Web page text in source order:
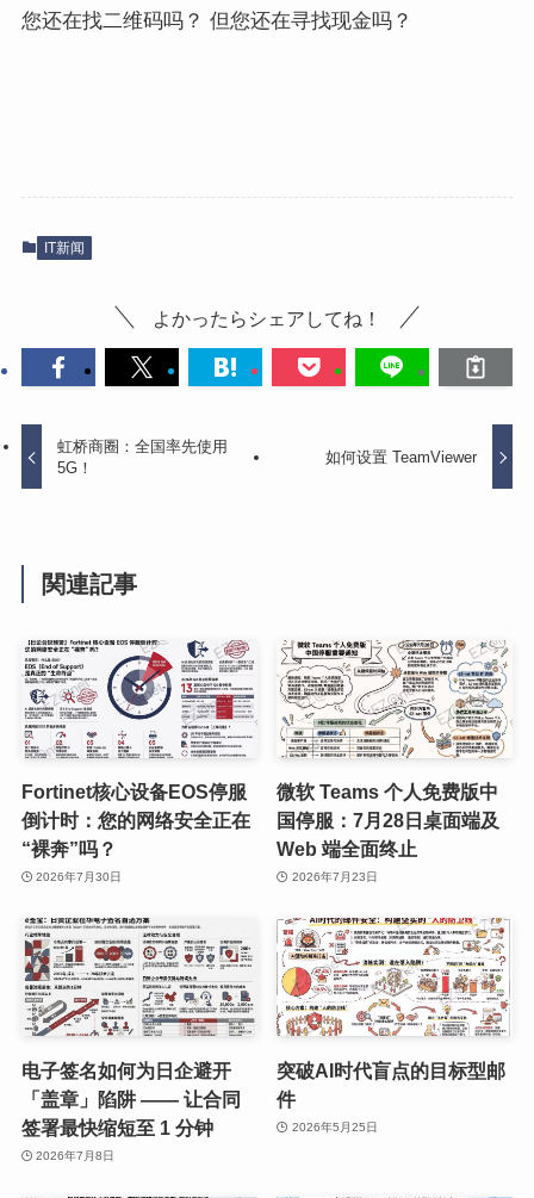
您还在找二维码吗？ 但您还在寻找现金吗？
IT新闻
よかったらシェアしてね！
虹桥商圈：全国率先使用
5G！
如何设置 TeamViewer
関連記事
Fortinet核心设备EOS停服
倒计时：您的网络安全正在
“裸奔”吗？
2026年7月30日
微软 Teams 个人免费版中
国停服：7月28日桌面端及
Web 端全面终止
2026年7月23日
电子签名如何为日企避开
「盖章」陷阱 —— 让合同
签署最快缩短至 1 分钟
2026年7月8日
突破AI时代盲点的目标型邮
件
2026年5月25日